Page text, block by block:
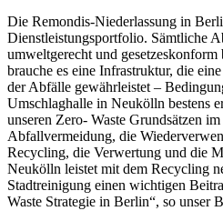
Die Remondis-Niederlassung in
Dienstleistungsportfolio. Sämtliche
umweltgerecht und
brauche es eine Infrastruktur, die
der Abfälle gewährleistet –
Umschlaghalle in Neukölln bestens
unseren Zero- Waste Grundsätzen
Abfallvermeidung, die
Recycling, die Verwertung und die
Neukölln leistet mit dem Recycling
Stadtreinigung einen wichtigen
Waste Strategie in Berlin“, so unser